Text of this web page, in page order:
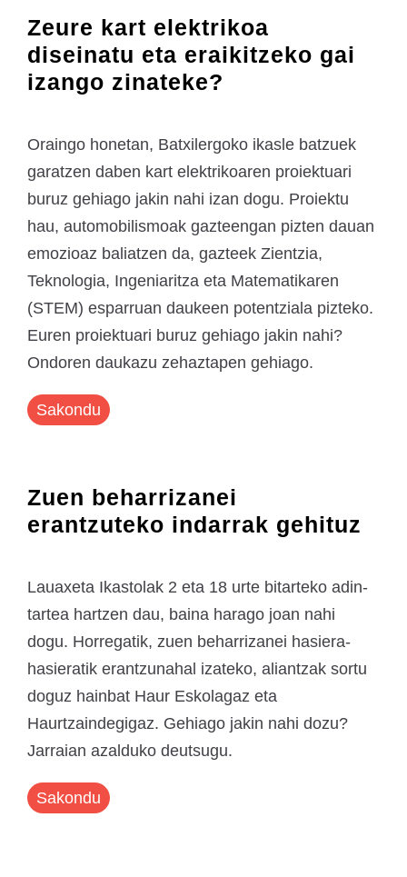
Zeure kart elektrikoa
diseinatu eta eraikitzeko gai
izango zinateke?
Oraingo honetan, Batxilergoko ikasle batzuek
garatzen daben kart elektrikoaren proiektuari
buruz gehiago jakin nahi izan dogu. Proiektu
hau, automobilismoak gazteengan pizten dauan
emozioaz baliatzen da, gazteek Zientzia,
Teknologia, Ingeniaritza eta Matematikaren
(STEM) esparruan daukeen potentziala pizteko.
Euren proiektuari buruz gehiago jakin nahi?
Ondoren daukazu zehaztapen gehiago.
Sakondu
Zuen beharrizanei
erantzuteko indarrak gehituz
Lauaxeta Ikastolak 2 eta 18 urte bitarteko adin-
tartea hartzen dau, baina harago joan nahi
dogu. Horregatik, zuen beharrizanei hasiera-
hasieratik erantzunahal izateko, aliantzak sortu
doguz hainbat Haur Eskolagaz eta
Haurtzaindegigaz. Gehiago jakin nahi dozu?
Jarraian azalduko deutsugu.
Sakondu